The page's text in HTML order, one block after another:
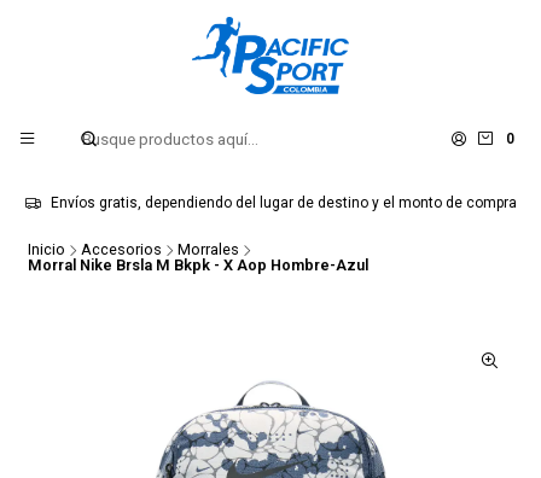
0
Envíos gratis, dependiendo del lugar de destino y el monto de compra
Inicio Accesorios
Morrales
Morral Nike Brsla M Bkpk - X Aop Hombre-Azul